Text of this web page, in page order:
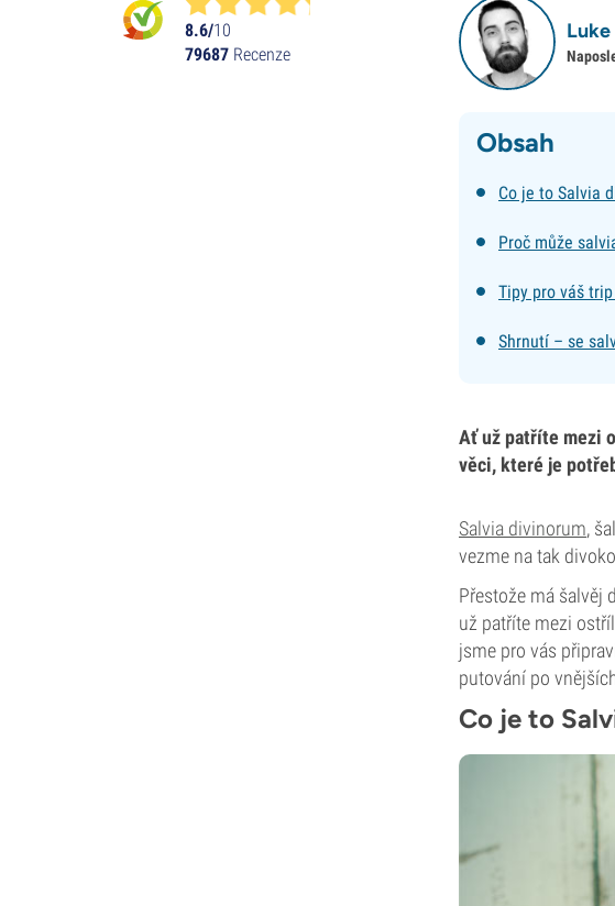
Luke
Obsah
Co je to Salvia
Proč může
Tipy pro váš
Shrnutí – se
Ať už patříte mezi
věci, které je
Salvia divinorum,
vezme na tak
Přestože má šalvěj
už patříte mezi
jsme pro vás
putování po
Co je to
8.6/10
79687 Recenze